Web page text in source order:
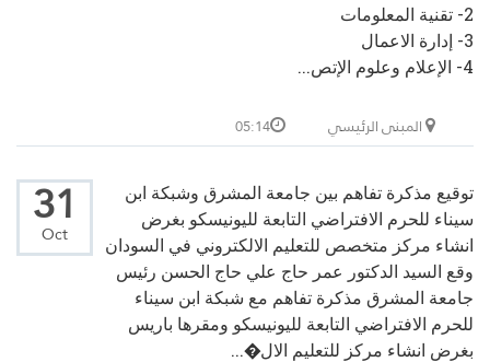
2- تقنية المعلومات
3- إدارة الاعمال
4- الإعلام وعلوم الإتص...
المبنى الرئيسي 05:14
31
Oct
توقيع مذكرة تفاهم بين جامعة المشرق وشبكة ابن
سيناء للحرم الافتراضي التابعة لليونيسكو بغرض
انشاء مركز متخصص للتعليم الالكتروني في السودان
وقع السيد الدكتور عمر حاج علي حاج الحسن رئيس
جامعة المشرق مذكرة تفاهم مع شبكة ابن سيناء
للحرم الافتراضي التابعة لليونيسكو ومقرها باريس
بغرض انشاء مركز للتعليم الال�...